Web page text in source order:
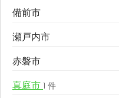
備前市
瀬戸内市
赤磐市
真庭市 1 件